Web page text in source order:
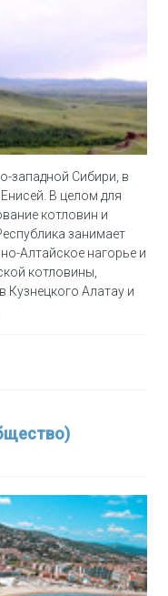
западной Сибири, в
В целом для
котловин и
занимает
Алтайское нагорье и
котловины,
Алатау и